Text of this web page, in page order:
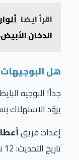
اقرأ ايضا
الدخان
هل البوجيهات
جداً! البوجيه
يزوّد الاستهلاك
إعداد: فريق
تاريخ التحديث: 12 نوفمبر 2025